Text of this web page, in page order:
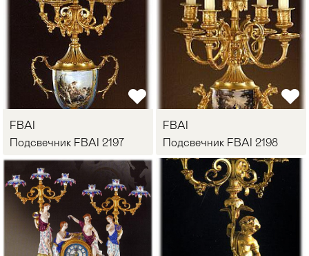
Мягкая мебель
Кровати
Столы >
Стулья >
Хранение
Комоды и
Мебель
FBAI
Подсвечник FBAI 2197
FBAI
Подсвечник FBAI 2198